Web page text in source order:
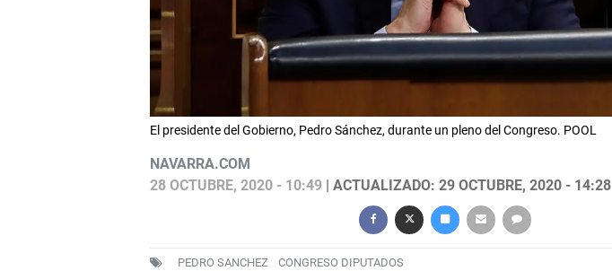
El presidente del Gobierno, Pedro Sánchez, durante un pleno del Congreso. POOL
NAVARRA.COM
28 OCTUBRE, 2020 - 10:49| ACTUALIZADO: 29 OCTUBRE, 2020 - 14:28
PEDRO SANCHEZ CONGRESO DIPUTADOS